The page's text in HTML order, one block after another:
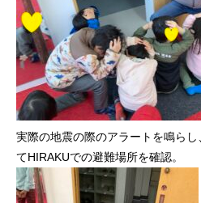
実際の地震の際のアラートを鳴ら
てHIRAKUでの避難場所を確認。